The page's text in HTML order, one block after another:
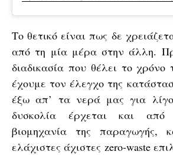
Το θετικό είναι πως δε
από τη μία μέρα στην άλλη.
διαδικασία που θέλει το
έχουμε τον έλεγχο της
έξω απ’ τα νερά μας για
δυσκολία έρχεται και
βιομηχανία της παραγωγής,
ελάχιστες άχιστες zero-waste